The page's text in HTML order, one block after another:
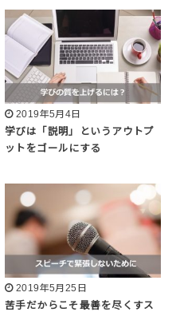
2019年5月4日
学びは「説明」というアウトプ
ットをゴールにする
2019年5月25日
苦手だからこそ最善を尽くすス